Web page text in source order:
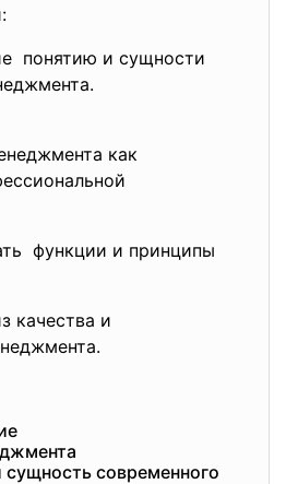
понятию и сущности
как
функции и принципы
качества и
сущность современного